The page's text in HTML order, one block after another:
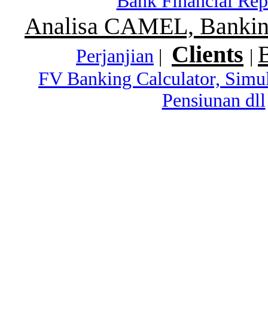
Analisa CAMEL,
Perjanjian | Clients |
FV Banking Calculator,
Pensiunan dll